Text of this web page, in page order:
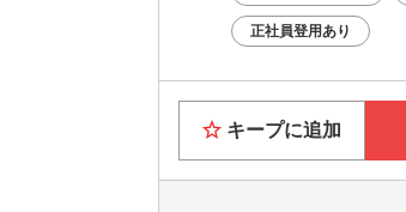
正社員登用あり
キープに追加